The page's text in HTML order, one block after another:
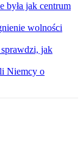
była jak centrum
wolności
jak
Niemcy o